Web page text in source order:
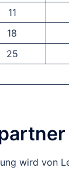
11
18
25
wird von